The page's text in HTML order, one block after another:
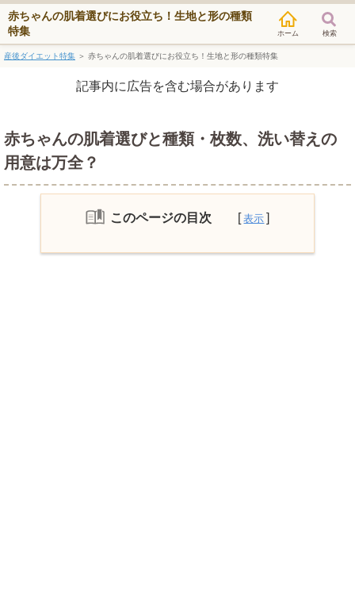
赤ちゃんの肌着選びにお役立ち！生地と形の種類
特集
検索
産後ダイエット特集 ＞ 赤ちゃんの肌着選びにお役立ち！生地と形の種類特集
記事内に広告を含む場合があります
赤ちゃんの肌着選びと種類・枚数、洗い替えの
用意は万全？
このページの目次
赤ちゃんの肌着選びの重要性